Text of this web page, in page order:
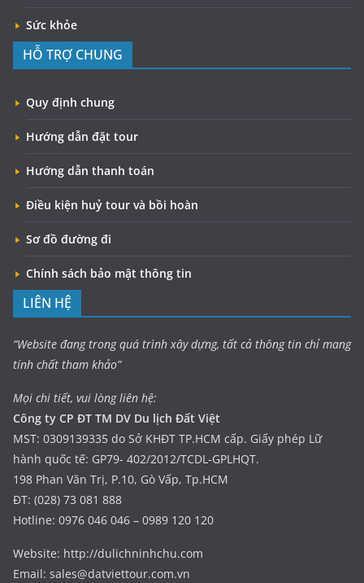
Sức khỏe
HỖ TRỢ CHUNG
Quy định chung
Hướng dẫn đặt tour
Hướng dẫn thanh toán
Điều kiện huỷ tour và bồi hoàn
Sơ đồ đường đi
Chính sách bảo mật thông tin
LIÊN HỆ
“Website đang trong quá trình xây dựng, tất cả thông tin chỉ mang
tính chất tham khảo”
Mọi chi tiết, vui lòng liên hệ:
Công ty CP ĐT TM DV Du lịch Đất Việt
MST: 0309139335 do Sở KHĐT TP.HCM cấp. Giấy phép Lữ
hành quốc tế: GP79- 402/2012/TCDL-GPLHQT.
198 Phan Văn Trị, P.10, Gò Vấp, Tp.HCM
ĐT: (028) 73 081 888
Hotline: 0976 046 046 – 0989 120 120
Website: http://dulichninhchu.com
Email: sales@datviettour.com.vn